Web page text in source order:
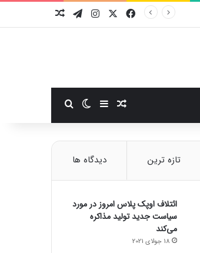
فیسبوکایکس اینستاگرام
تلگرام
نوشته تصادفی
سایدبارتغییر پوسته
تازه ترین دیدگاه ها
ائتلاف اوپک پلاس امروز در مورد
سیاست جدید تولید مذاکره
می‌کند
18 جولای 2021